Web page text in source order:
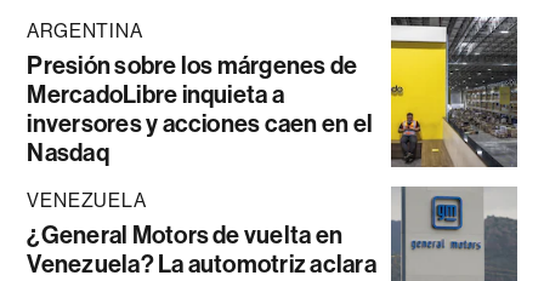
ARGENTINA
Presión sobre los márgenes de
MercadoLibre inquieta a
inversores y acciones caen en el
Nasdaq
VENEZUELA
¿General Motors de vuelta en
Venezuela? La automotriz aclara